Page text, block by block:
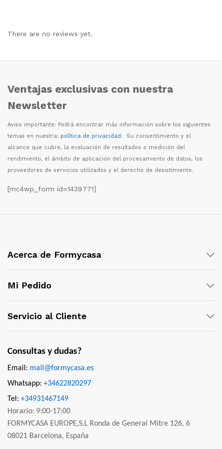
There are no reviews yet.
Ventajas exclusivas con nuestra
Newsletter
Aviso importante: Podrá encontrar más información sobre los siguientes
temas en nuestra: política de privacidad. Su consentimiento y el
alcance que cubre, la evaluación de resultados o medición del
rendimiento, el ámbito de aplicación del procesamiento de datos, los
proveedores de servicios utilizados y el derecho de desistimiento.
[mc4wp_form id=1439771]
Acerca de Formycasa
Mi Pedido
Servicio al Cliente
Consultas y dudas?
Email: mail@formycasa.es
Whatsapp: +34622820297
Tel: +34931467149
Horario: 9:00-17:00
FORMYCASA EUROPE,S.L Ronda de General Mitre 126, 6
08021 Barcelona, España